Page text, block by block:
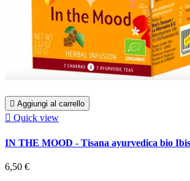
 Aggiungi al carrello
 Quick view
IN THE MOOD - Tisana ayurvedica bio
6,50 €